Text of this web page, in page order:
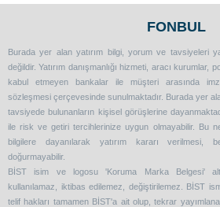
FONBUL
Burada yer alan yatırım bilgi, yorum ve tavsiyeleri
değildir. Yatırım danışmanlığı hizmeti, aracı
kabul etmeyen bankalar ile müşteri arasında
sözleşmesi çerçevesinde sunulmaktadır. Burada yer
tavsiyede bulunanların kişisel görüşlerine
ile risk ve getiri tercihlerinize uygun olmayabilir. Bu
bilgilere dayanılarak yatırım kararı verilmesi,
doğurmayabilir.
BİST isim ve logosu 'Koruma Marka Belgesi'
kullanılamaz, iktibas edilemez, değiştirilemez. BİST
telif hakları tamamen BİST'a ait olup, tekrar